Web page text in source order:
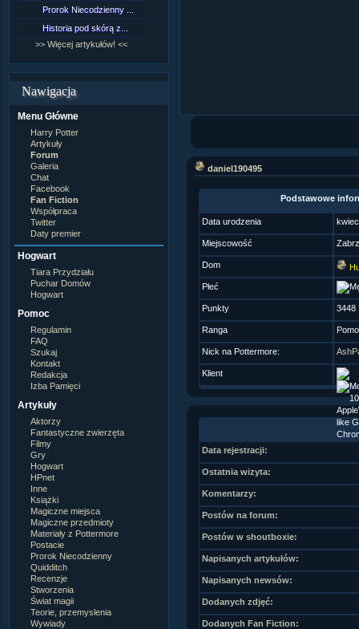
Prorok Niecodzienny ...
Historia pod skórą z...
>> Więcej artykułów! <<
Nawigacja
Menu Główne
Harry Potter
Artykuły
Forum
Galeria
Chat
Facebook
Fan Fiction
Współpraca
Twitter
Daty premier
Hogwart
Tiara Przydziału
Puchar Domów
Hogwart
Pomoc
Regulamin
FAQ
Szukaj
Kontakt
Redakcja
Izba Pamięci
Artykuły
Aktorzy
Fantastyczne zwierzęta
Filmy
Gry
Hogwart
HPnet
Inne
Książki
Magiczne miejsca
Magiczne przedmioty
Materiały z Pottermore
Postacie
Prorok Niecodzienny
Quidditch
Recenzje
Stworzenia
Świat magii
Teorie, przemyslenia
Wywiady
daniel190495
Podstawowe
Data urodzenia
Miejscowość
Dom
Płeć
Punkty 3448
Ranga
Nick na Pottermore:
Klient
Data rejestracji:
Ostatnia wizyta:
Komentarzy:
Postów na forum:
Postów w shoutboxie:
Napisanych artykułów:
Napisanych newsów:
Dodanych zdjęć:
Dodanych Fan Fiction: